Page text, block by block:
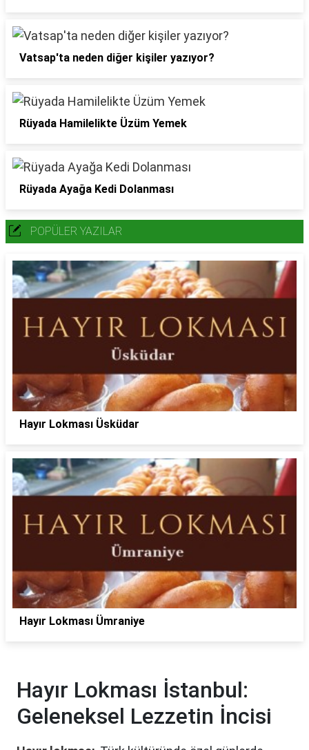
Vatsap'ta neden diğer kişiler yazıyor?
Rüyada Hamilelikte Üzüm Yemek
Rüyada Ayağa Kedi Dolanması
POPÜLER YAZILAR
Hayır Lokması Üsküdar
Hayır Lokması Ümraniye
Hayır Lokması İstanbul:
Geleneksel Lezzetin İncisi